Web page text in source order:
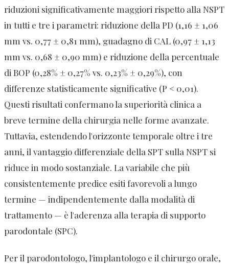
riduzioni significativamente maggiori rispetto alla NSPT
in tutti e tre i parametri: riduzione della PD (1,16 ± 1,06
mm vs. 0,77 ± 0,81 mm), guadagno di CAL (0,97 ± 1,13
mm vs. 0,68 ± 0,90 mm) e riduzione della percentuale
di BOP (0,28% ± 0,27% vs. 0,23% ± 0,29%), con
differenze statisticamente significative (P < 0,01).
Questi risultati confermano la superiorità clinica a
breve termine della chirurgia nelle forme avanzate.
Tuttavia, estendendo l'orizzonte temporale oltre i tre
anni, il vantaggio differenziale della SPT sulla NSPT si
riduce in modo sostanziale. La variabile che più
consistentemente predice esiti favorevoli a lungo
termine — indipendentemente dalla modalità di
trattamento — è l'aderenza alla terapia di supporto
parodontale (SPC).
Per il parodontologo, l'implantologo e il chirurgo orale,